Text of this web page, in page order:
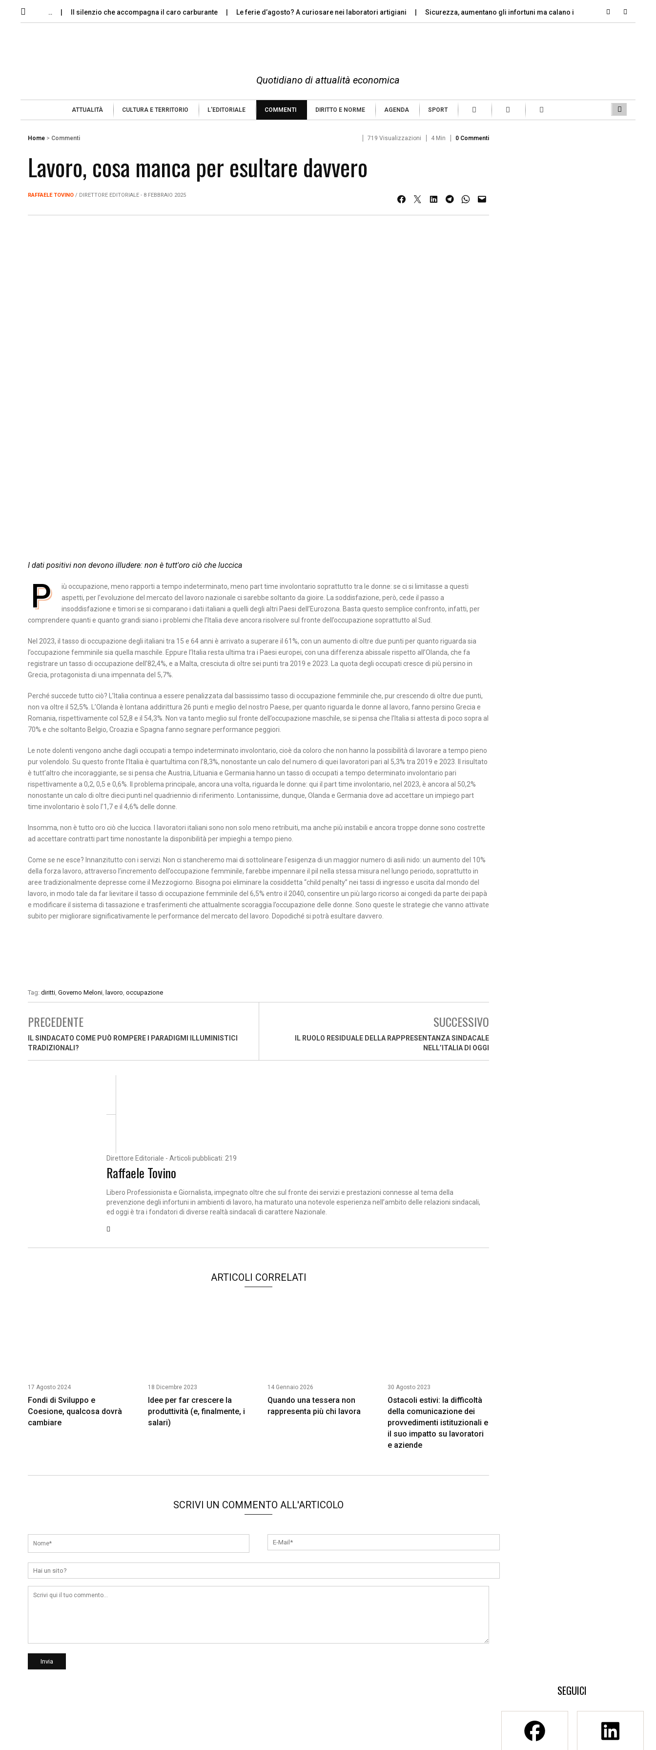
Il silenzio che accompagna il caro carburante Le ferie d’agosto? A curiosare nei laboratori artigiani Sicurezza, aumentano gli infortuni ma calano i decessi Il diritto alla
Quotidiano di attualità economica
ATTUALITÀ CULTURA E TERRITORIO L’EDITORIALE COMMENTI DIRITTO E NORME AGENDA SPORT
Home > Commenti 719 Visualizzazioni 4 Min 0 Commenti
Lavoro, cosa manca per esultare davvero
RAFFAELE TOVINO / DIRETTORE EDITORIALE - 8 FEBBRAIO 2025
I dati positivi non devono illudere: non è tutt'oro ciò che luccica
P
iù occupazione, meno rapporti a tempo indeterminato, meno part time involontario soprattutto tra le donne: se ci si limitasse a questi
aspetti, per l’evoluzione del mercato del lavoro nazionale ci sarebbe soltanto da gioire. La soddisfazione, però, cede il passo a
insoddisfazione e timori se si comparano i dati italiani a quelli degli altri Paesi dell’Eurozona. Basta questo semplice confronto, infatti, per
comprendere quanti e quanto grandi siano i problemi che l’Italia deve ancora risolvere sul fronte dell’occupazione soprattutto al Sud.
Nel 2023, il tasso di occupazione degli italiani tra 15 e 64 anni è arrivato a superare il 61%, con un aumento di oltre due punti per quanto riguarda sia
l’occupazione femminile sia quella maschile. Eppure l’Italia resta ultima tra i Paesi europei, con una differenza abissale rispetto all’Olanda, che fa
registrare un tasso di occupazione dell’82,4%, e a Malta, cresciuta di oltre sei punti tra 2019 e 2023. La quota degli occupati cresce di più persino in
Grecia, protagonista di una impennata del 5,7%.
Perché succede tutto ciò? L’Italia continua a essere penalizzata dal bassissimo tasso di occupazione femminile che, pur crescendo di oltre due punti,
non va oltre il 52,5%. L’Olanda è lontana addirittura 26 punti e meglio del nostro Paese, per quanto riguarda le donne al lavoro, fanno persino Grecia e
Romania, rispettivamente col 52,8 e il 54,3%. Non va tanto meglio sul fronte dell’occupazione maschile, se si pensa che l’Italia si attesta di poco sopra al
70% e che soltanto Belgio, Croazia e Spagna fanno segnare performance peggiori.
Le note dolenti vengono anche dagli occupati a tempo indeterminato involontario, cioè da coloro che non hanno la possibilità di lavorare a tempo pieno
pur volendolo. Su questo fronte l’Italia è quartultima con l’8,3%, nonostante un calo del numero di quei lavoratori pari al 5,3% tra 2019 e 2023. Il risultato
è tutt’altro che incoraggiante, se si pensa che Austria, Lituania e Germania hanno un tasso di occupati a tempo determinato involontario pari
rispettivamente a 0,2, 0,5 e 0,6%. Il problema principale, ancora una volta, riguarda le donne: qui il part time involontario, nel 2023, è ancora al 50,2%
nonostante un calo di oltre dieci punti nel quadriennio di riferimento. Lontanissime, dunque, Olanda e Germania dove ad accettare un impiego part
time involontario è solo l’1,7 e il 4,6% delle donne.
Insomma, non è tutto oro ciò che luccica. I lavoratori italiani sono non solo meno retribuiti, ma anche più instabili e ancora troppe donne sono costrette
ad accettare contratti part time nonostante la disponibilità per impieghi a tempo pieno.
Come se ne esce? Innanzitutto con i servizi. Non ci stancheremo mai di sottolineare l’esigenza di un maggior numero di asili nido: un aumento del 10%
della forza lavoro, attraverso l’incremento dell’occupazione femminile, farebbe impennare il pil nella stessa misura nel lungo periodo, soprattutto in
aree tradizionalmente depresse come il Mezzogiorno. Bisogna poi eliminare la cosiddetta “child penalty” nei tassi di ingresso e uscita dal mondo del
lavoro, in modo tale da far lievitare il tasso di occupazione femminile del 6,5% entro il 2040, consentire un più largo ricorso ai congedi da parte dei papà
e modificare il sistema di tassazione e trasferimenti che attualmente scoraggia l’occupazione delle donne. Sono queste le strategie che vanno attivate
subito per migliorare significativamente le performance del mercato del lavoro. Dopodiché si potrà esultare davvero.
Tag: diritti Governo Meloni lavoro occupazione
PRECEDENTE
IL SINDACATO COME PUÒ ROMPERE I PARADIGMI ILLUMINISTICI
TRADIZIONALI?
SUCCESSIVO
IL RUOLO RESIDUALE DELLA RAPPRESENTANZA SINDACALE
NELL’ITALIA DI OGGI
Direttore Editoriale - Articoli pubblicati: 219
Raffaele Tovino
Libero Professionista e Giornalista, impegnato oltre che sul fronte dei servizi e prestazioni connesse al tema della
prevenzione degli infortuni in ambienti di lavoro, ha maturato una notevole esperienza nell’ambito delle relazioni sindacali,
ed oggi è tra i fondatori di diverse realtà sindacali di carattere Nazionale.
ARTICOLI CORRELATI
17 Agosto 2024
Fondi di Sviluppo e
Coesione, qualcosa dovrà
cambiare
18 Dicembre 2023
Idee per far crescere la
produttività (e, finalmente, i
salari)
14 Gennaio 2026
Quando una tessera non
rappresenta più chi lavora
30 Agosto 2023
Ostacoli estivi: la difficoltà
della comunicazione dei
provvedimenti istituzionali e
il suo impatto su lavoratori
e aziende
SCRIVI UN COMMENTO ALL'ARTICOLO
SEGUICI